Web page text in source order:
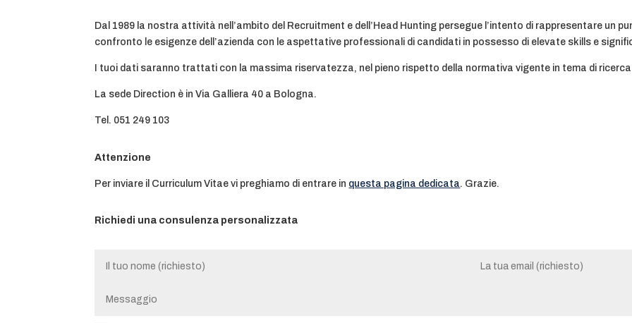
Dal 1989 la nostra attività nell’ambito del Recruitment e dell’Head Hunting persegue l’intento di rappresentare un
confronto le esigenze dell’azienda con le aspettative professionali di candidati in possesso di elevate skills e
I tuoi dati saranno trattati con la massima riservatezza, nel pieno rispetto della normativa vigente in tema di
La sede Direction è in Via Galliera 40 a Bologna.
Tel. 051 249 103
Attenzione
Per inviare il Curriculum Vitae vi preghiamo di entrare in questa pagina dedicata. Grazie.
Richiedi una consulenza personalizzata